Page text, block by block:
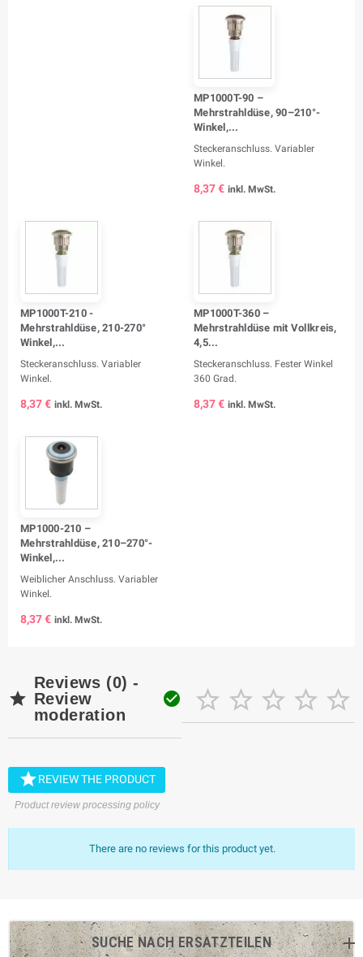
MP1000T-90 –
Mehrstrahldüse, 90–210°-
Winkel,...
Steckeranschluss. Variabler
Winkel.
8,37 € inkl. MwSt.
MP1000T-210 -
Mehrstrahldüse, 210-270°
Winkel,...
Steckeranschluss. Variabler
Winkel.
8,37 € inkl. MwSt.
MP1000T-360 –
Mehrstrahldüse mit Vollkreis,
4,5...
Steckeranschluss. Fester Winkel
360 Grad.
8,37 € inkl. MwSt.
MP1000-210 –
Mehrstrahldüse, 210–270°-
Winkel,...
Weiblicher Anschluss. Variabler
Winkel.
8,37 € inkl. MwSt.

Reviews (0) -
Review
moderation
     
REVIEW THE PRODUCT
Product review processing policy
There are no reviews for this product yet.
SUCHE NACH ERSATZTEILEN